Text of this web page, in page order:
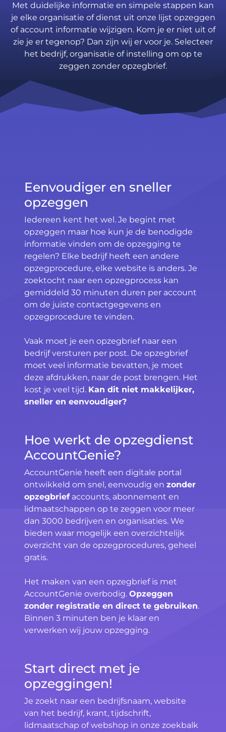
Met duidelijke informatie en simpele stappen kan
je elke organisatie of dienst uit onze lijst opzeggen
of account informatie wijzigen. Kom je er niet uit of
zie je er tegenop? Dan zijn wij er voor je. Selecteer
het bedrijf, organisatie of instelling om op te
zeggen zonder opzegbrief.
Eenvoudiger en sneller
opzeggen
Iedereen kent het wel. Je begint met
opzeggen maar hoe kun je de benodigde
informatie vinden om de opzegging te
regelen? Elke bedrijf heeft een andere
opzegprocedure, elke website is anders. Je
zoektocht naar een opzegprocess kan
gemiddeld 30 minuten duren per account
om de juiste contactgegevens en
opzegprocedure te vinden.
Vaak moet je een opzegbrief naar een
bedrijf versturen per post. De opzegbrief
moet veel informatie bevatten, je moet
deze afdrukken, naar de post brengen. Het
kost je veel tijd. Kan dit niet makkelijker,
sneller en eenvoudiger?
Hoe werkt de opzegdienst
AccountGenie?
AccountGenie heeft een digitale portal
ontwikkeld om snel, eenvoudig en zonder
opzegbriefaccounts, abonnement en
lidmaatschappen op te zeggen voor meer
dan 3000 bedrijven en organisaties. We
bieden waar mogelijk een overzichtelijk
overzicht van de opzegprocedures, geheel
gratis.
Het maken van een opzegbrief is met
AccountGenie overbodig. Opzeggen
zonder registratie en direct te gebruiken.
Binnen 3 minuten ben je klaar en
verwerken wij jouw opzegging.
Start direct met je
opzeggingen!
Je zoekt naar een bedrijfsnaam, website
van het bedrijf, krant, tijdschrift,
lidmaatschap of webshop in onze zoekbalk